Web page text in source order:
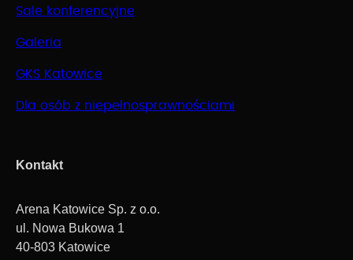
Sale konferencyjne
Galeria
GKS Katowice
Dla osób z niepełnosprawnościami
Kontakt
Arena Katowice Sp. z o.o.
ul. Nowa Bukowa 1
40-803 Katowice